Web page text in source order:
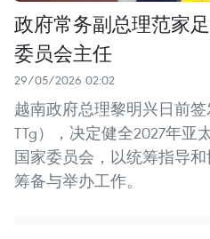
政府常务副总理范家
委员会主任
29/05/2026 02:02
越南政府总理黎明兴日前
TTg），决定健全2027年亚
国家委员会，以统筹指导和
筹备与举办工作。